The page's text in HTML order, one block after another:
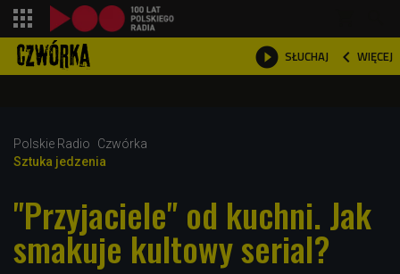
 SŁUCHAJ  WIĘCEJ

Polskie Radio
Czwórka
Sztuka jedzenia
"Przyjaciele" od kuchni. Jak
smakuje kultowy serial?